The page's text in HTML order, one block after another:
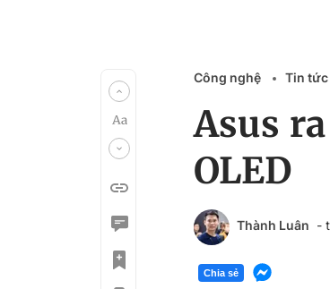
Công nghệ Tin
Asus
OLED
Thành Luân -
Chia sẻ